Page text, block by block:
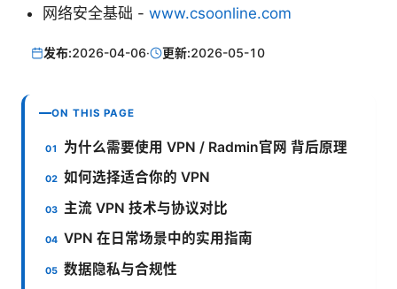
网络安全基础 - www.csoonline.com
发布:2026-04-06· 更新:2026-05-10
ON THIS PAGE
为什么需要使用 VPN / Radmin官网 背后原理
如何选择适合你的 VPN
主流 VPN 技术与协议对比
VPN 在日常场景中的实用指南
数据隐私与合规性